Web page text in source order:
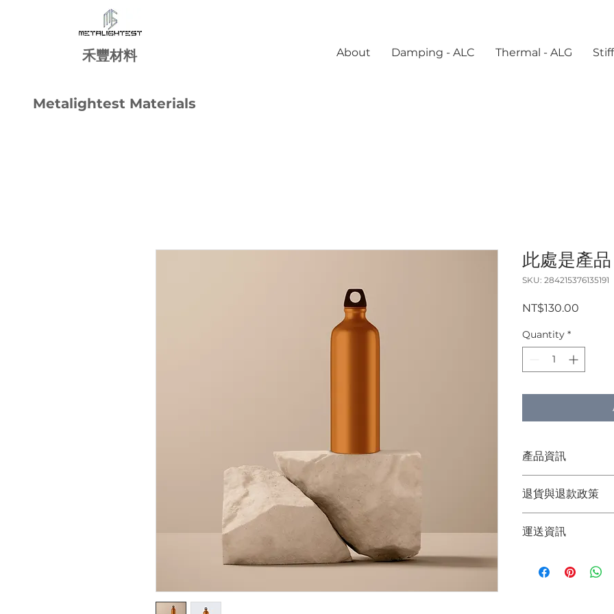
禾豐材料 About Damping - ALC Thermal - ALG
Metalightest Materials
此處是產品
SKU: 284215376135191
NT$130.00
Quantity *
產品資訊
寸、材料、保固和清
品的獨特之處，以及
能在購買之前清楚了
客有信心和决心購買
退貨與退款政策
產品。撰寫政策時，
運送資訊
的資訊。撰寫政策